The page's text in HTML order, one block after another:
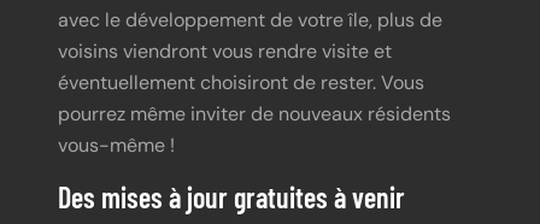
avec le développement de votre île, plus de
voisins viendront vous rendre visite et
éventuellement choisiront de rester. Vous
pourrez même inviter de nouveaux résidents
vous-même !
Des mises à jour gratuites à venir